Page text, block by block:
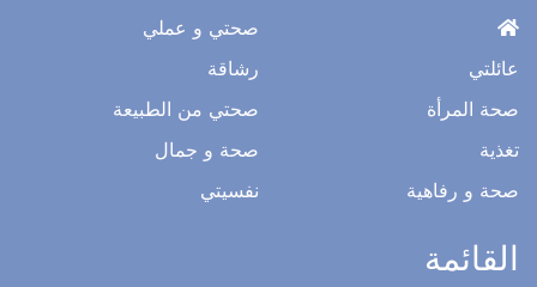
وصول سريع
صحة المرأة
تغذية
صحتي و عملي
رشاقة
صحتي من الطبيعة